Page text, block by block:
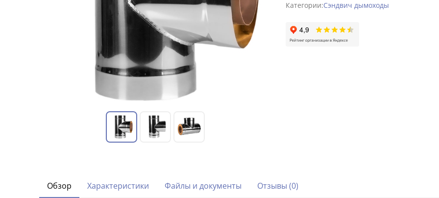
Категории:Сэндвич дымоходы
Обзор Характеристики Файлы и документы Отзывы (0)